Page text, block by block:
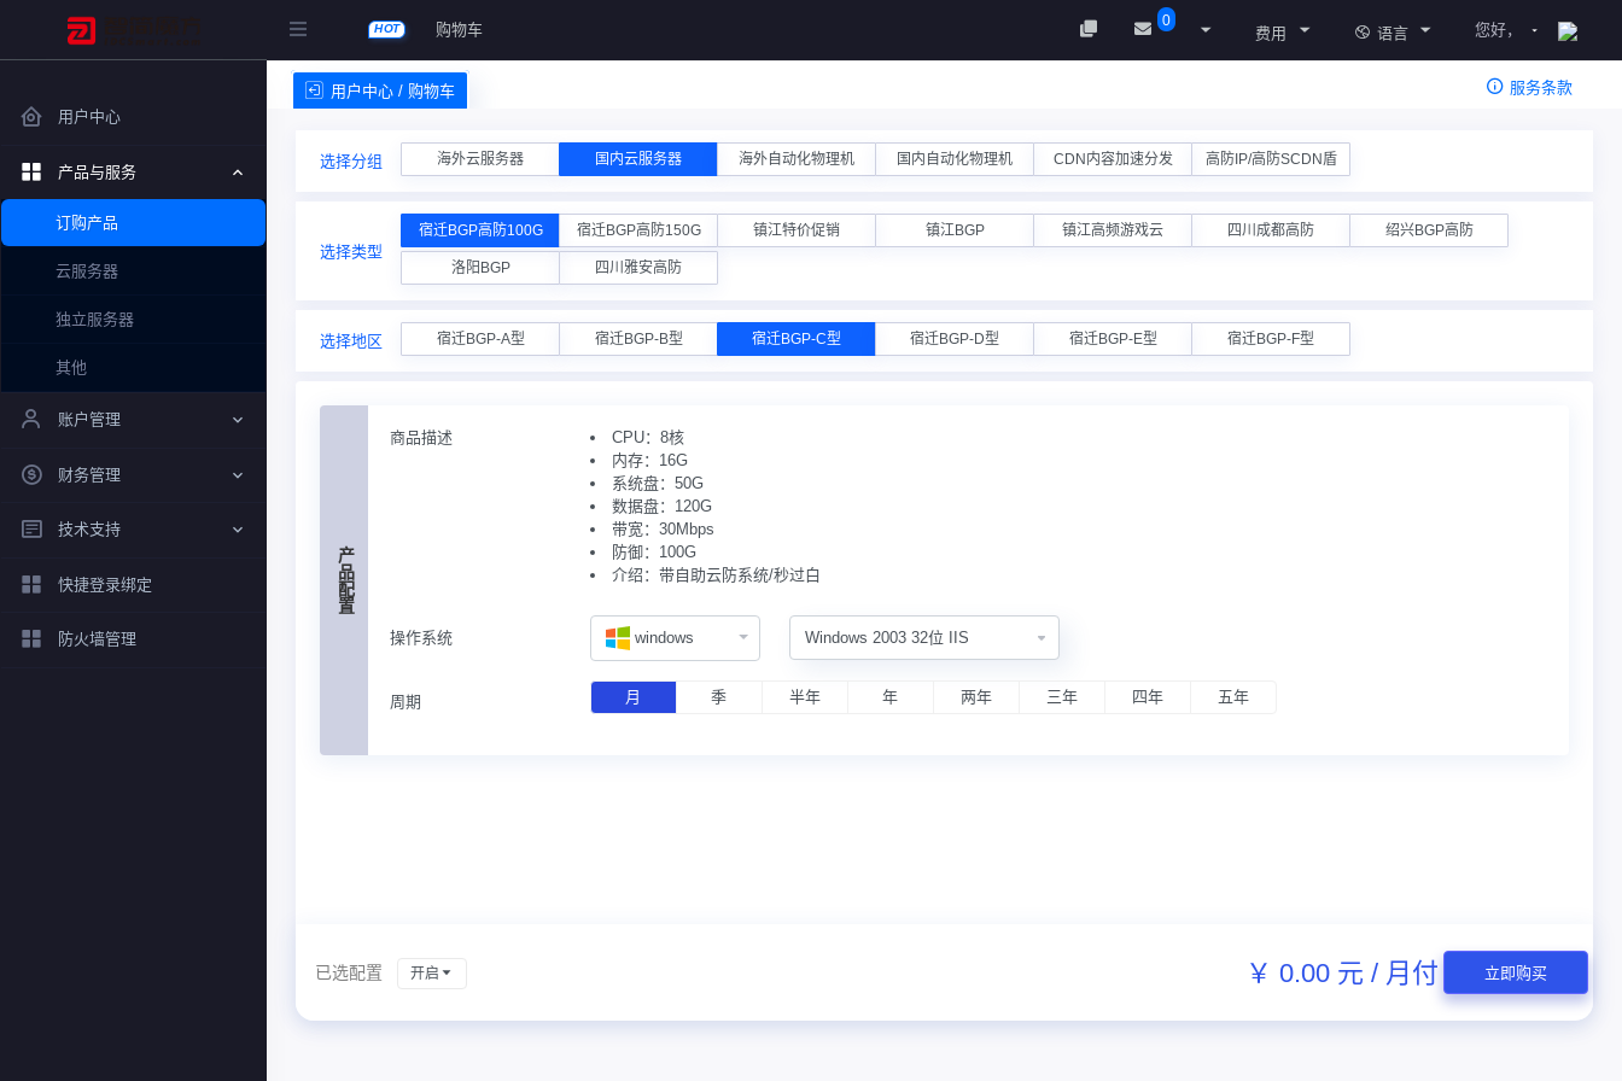
HOT 购物车 0
费用 语言 您好，
用户中心 / 购物车
服务条款
用户中心
产品与服务
订购产品
云服务器
独立服务器
其他
账户管理
财务管理
技术支持
快捷登录绑定
防火墙管理
选择分组 海外云服务器 国内云服务器 海外自动化物理机 国内自动化物理机 CDN内容加速分发 高防IP/高防SCDN盾
选择类型
宿迁BGP高防100G 宿迁BGP高防150G 镇江特价促销 镇江BGP 镇江高频游戏云 四川成都高防 绍兴BGP高防
洛阳BGP 四川雅安高防
选择地区 宿迁BGP-A型 宿迁BGP-B型 宿迁BGP-C型 宿迁BGP-D型 宿迁BGP-E型 宿迁BGP-F型
产品配置
商品描述
CPU：8核
内存：16G
系统盘：50G
数据盘：120G
带宽：30Mbps
防御：100G
介绍：带自助云防系统/秒过白
操作系统 windows
周期 月 季 半年 年 两年 三年 四年 五年
已选配置 开启 ￥ 0.00 元 / 月付 立即购买